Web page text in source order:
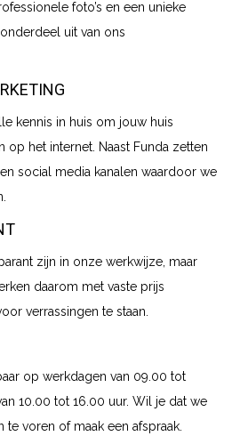
foto’s en een unieke
uit van ons
kennis in huis om jouw huis
op het internet. Naast Funda zetten
social media kanalen waardoor we
zijn in onze werkwijze, maar
daarom met vaste prijs
verrassingen te staan.
op werkdagen van 09.00 tot
10.00 tot 16.00 uur. Wil je dat we
te voren of maak een afspraak.